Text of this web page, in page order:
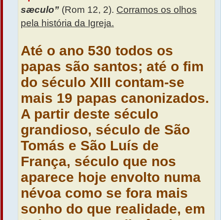
sæculo” (Rom 12, 2). Corramos os olhos
pela história da Igreja.
Até o ano 530 todos os
papas são santos; até o fim
do século XIII contam-se
mais 19 papas canonizados.
A partir deste século
grandioso, século de São
Tomás e São Luís de
França, século que nos
aparece hoje envolto numa
névoa como se fora mais
sonho do que realidade, em